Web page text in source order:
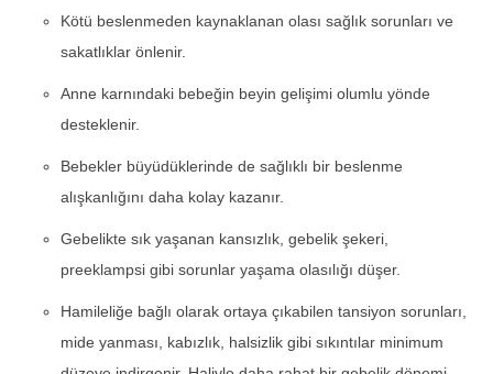
Kötü beslenmeden kaynaklanan olası sağlık sorunları ve
sakatlıklar önlenir.
Anne karnındaki bebeğin beyin gelişimi olumlu yönde
desteklenir.
Bebekler büyüdüklerinde de sağlıklı bir beslenme
alışkanlığını daha kolay kazanır.
Gebelikte sık yaşanan kansızlık, gebelik şekeri,
preeklampsi gibi sorunlar yaşama olasılığı düşer.
Hamileliğe bağlı olarak ortaya çıkabilen tansiyon sorunları,
mide yanması, kabızlık, halsizlik gibi sıkıntılar minimum